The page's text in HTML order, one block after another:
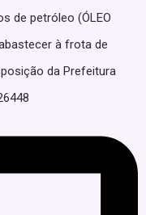
de petróleo (ÓLEO
à frota de
da Prefeitura